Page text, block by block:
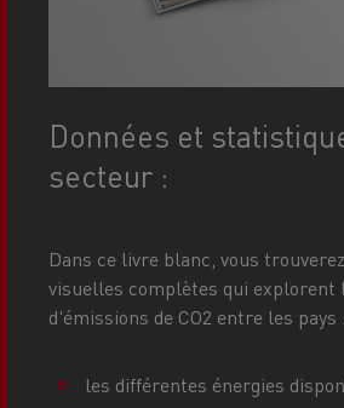
Données et
secteur :
Dans ce livre blanc, vous
visuelles complètes qui explorent
d'émissions de CO2 entre les pays :
les différentes énergies